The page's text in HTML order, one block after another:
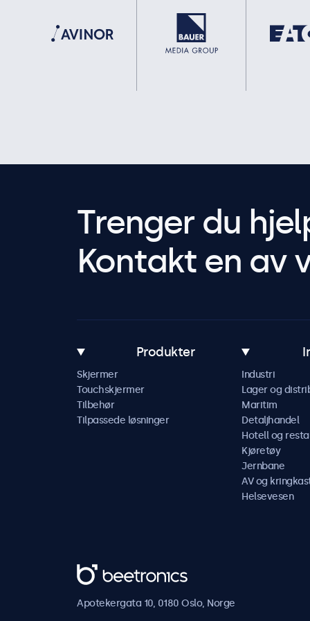
Trenger du
Kontakt en av
Produkter
Skjermer
Touchskjermer
Tilbehør
Tilpassede løsninger
Industri
Lager og
Maritim
Detaljhandel
Hotell og
Kjøretøy
Jernbane
AV og
Helsevesen
Beetronics
Apotekergata 10, 0180 Oslo, Norge